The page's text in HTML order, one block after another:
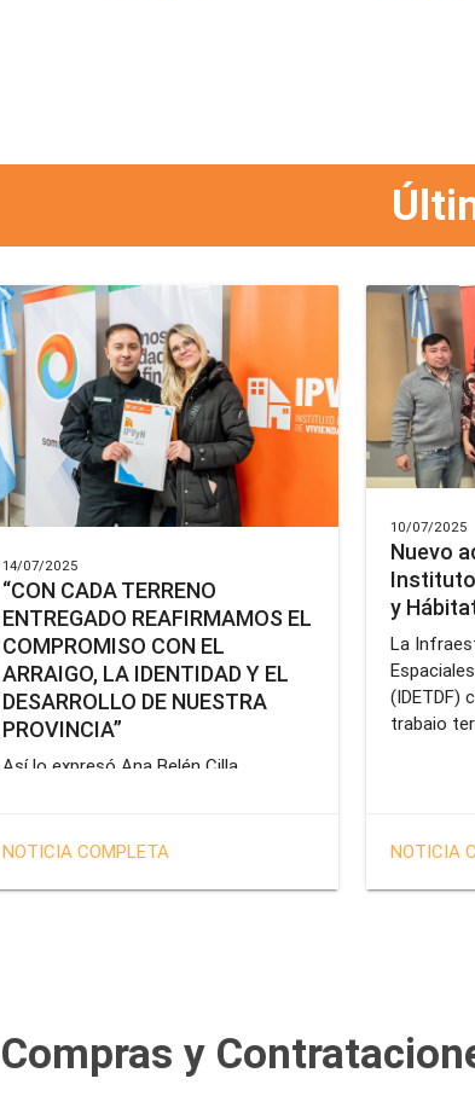
14/07/2025
“CON CADA TERRENO
ENTREGADO REAFIRMAMOS EL
COMPROMISO CON EL
ARRAIGO, LA IDENTIDAD Y EL
DESARROLLO DE NUESTRA
PROVINCIA”
Así lo expresó Ana Belén Cilla,
balance del trabajo del organismo en el
adjudicación de lotes a personal
NOTICIA COMPLETA
10/07/2025
Nuevo
y
La
(IDETDF)
trabajo
NOTICIA
Compras y